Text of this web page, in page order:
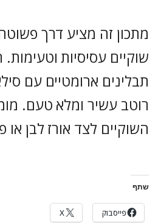
מתכון זה מציע דרך
שוקיים עסיסיות
תבלינים ארומטיים עם
רוטב עשיר ומלא טעם.
השוקיים לצד אורז לבן
שתף
פייסבוק X